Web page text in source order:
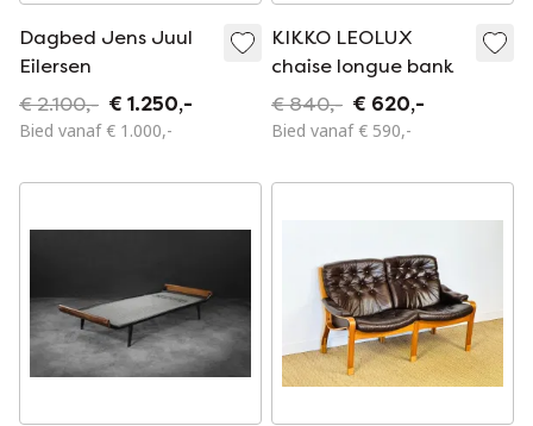
Dagbed Jens Juul
Eilersen
€ 2.100,- € 1.250,-
Bied vanaf € 1.000,-
KIKKO LEOLUX
chaise longue bank
€ 840,- € 620,-
Bied vanaf € 590,-